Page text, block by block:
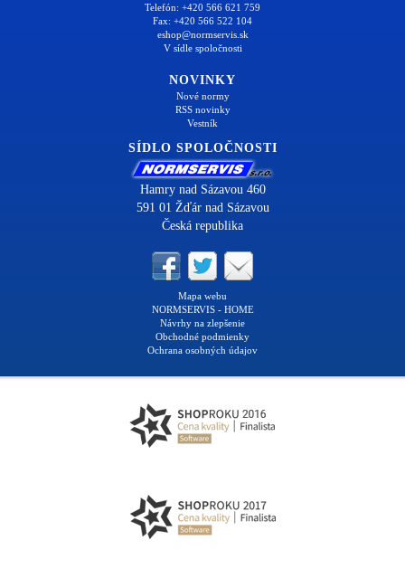
Telefón: +420 566 621 759
Fax: +420 566 522 104
eshop@normservis.sk
V sídle spoločnosti
NOVINKY
Nové normy
RSS novinky
Vestník
SÍDLO SPOLOČNOSTI
Hamry nad Sázavou 460
591 01 Žďár nad Sázavou
Česká republika
Mapa webu
NORMSERVIS - HOME
Návrhy na zlepšenie
Obchodné podmienky
Ochrana osobných údajov